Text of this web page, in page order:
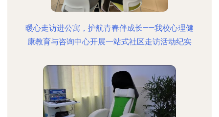
暖心走访进公寓，护航青春伴成长——我校心理健
康教育与咨询中心开展一站式社区走访活动纪实